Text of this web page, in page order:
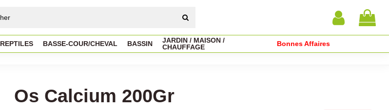
REPTILES BASSE-COUR/CHEVAL BASSIN
JARDIN / MAISON /
CHAUFFAGE
Bonnes Affaires
Os Calcium 200Gr